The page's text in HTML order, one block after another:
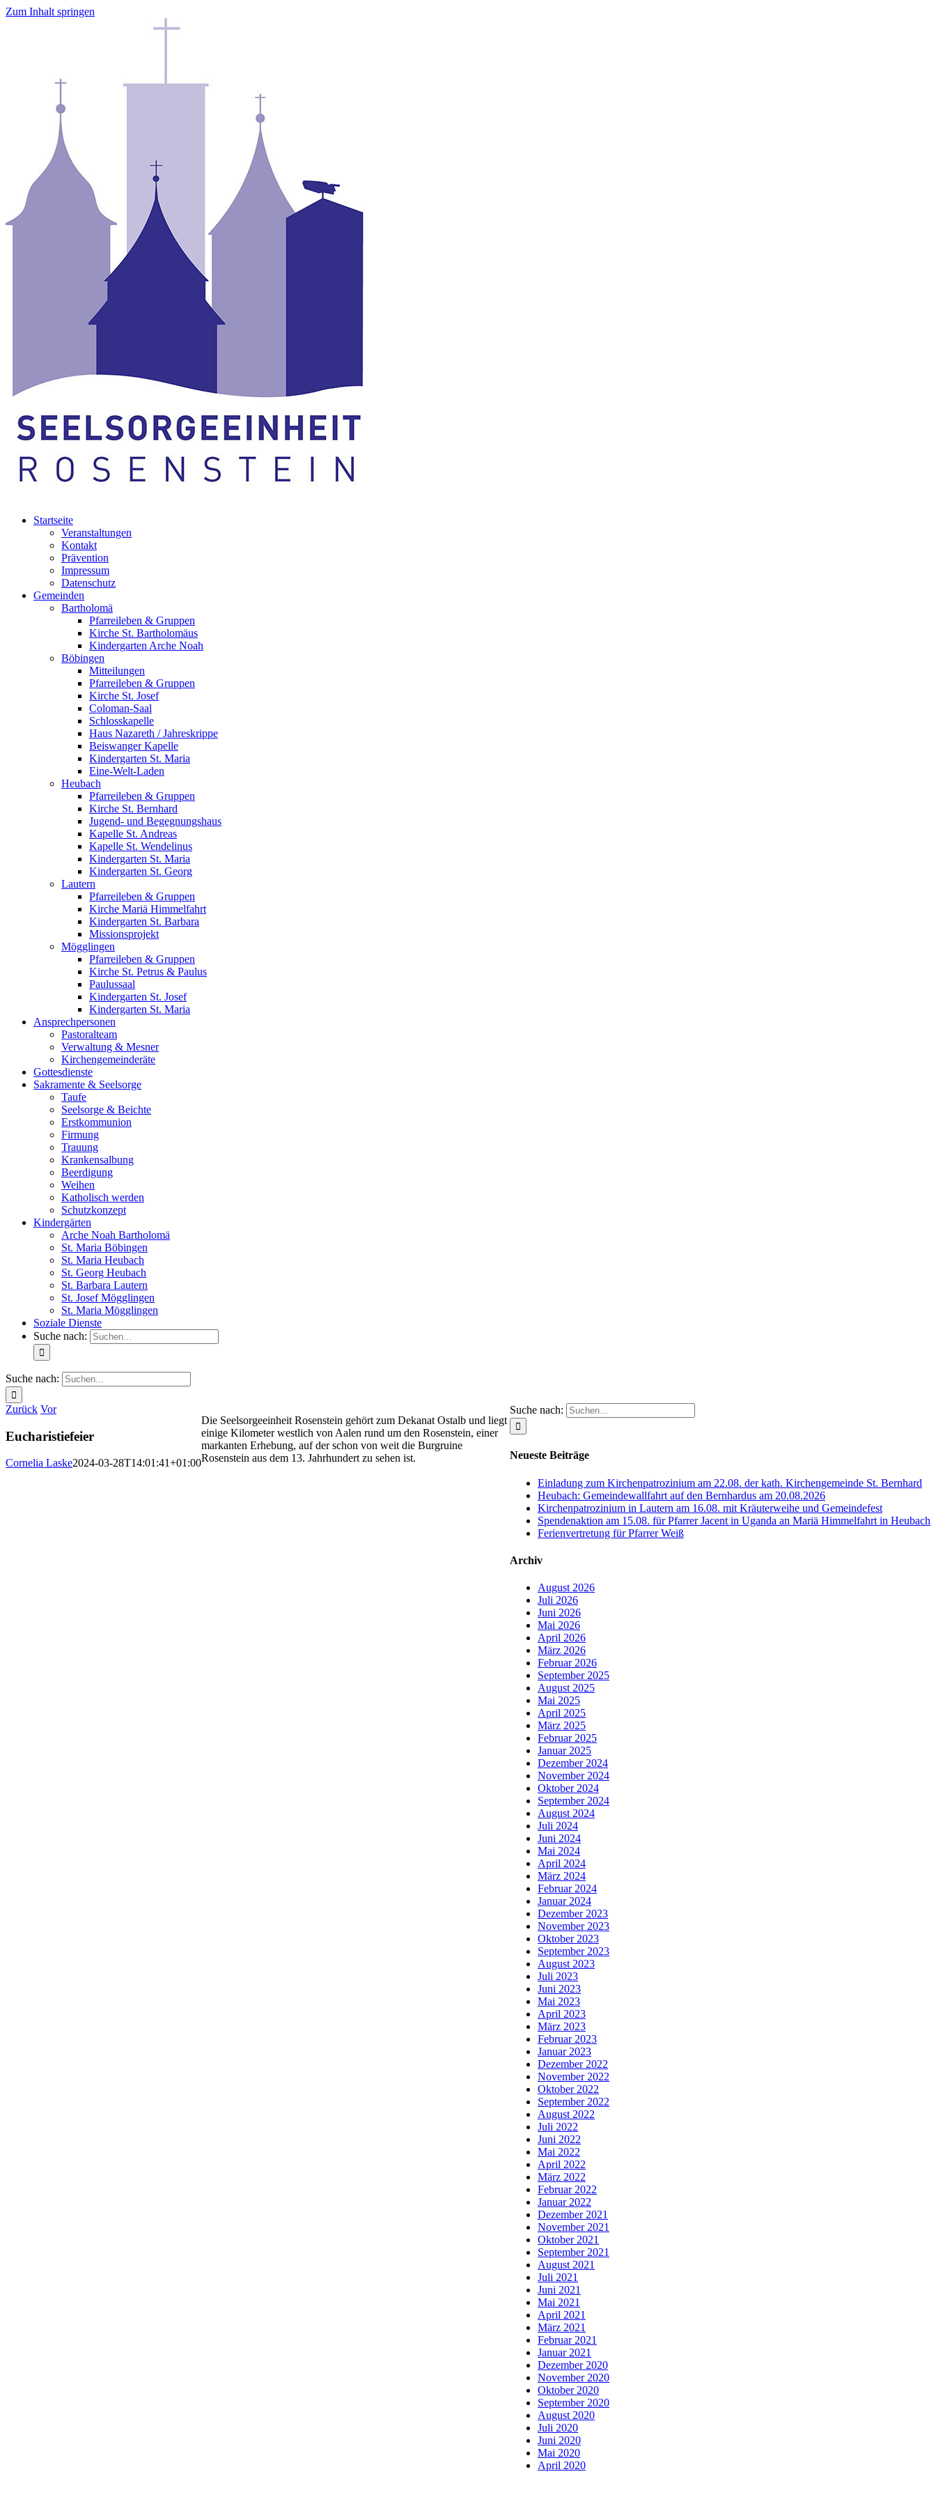
Zum Inhalt springen
Startseite
Veranstaltungen
Kontakt
Prävention
Impressum
Datenschutz
Gemeinden
Bartholomä
Pfarreileben & Gruppen
Kirche St. Bartholomäus
Kindergarten Arche Noah
Böbingen
Mitteilungen
Pfarreileben & Gruppen
Kirche St. Josef
Coloman-Saal
Schlosskapelle
Haus Nazareth / Jahreskrippe
Beiswanger Kapelle
Kindergarten St. Maria
Eine-Welt-Laden
Heubach
Pfarreileben & Gruppen
Kirche St. Bernhard
Jugend- und Begegnungshaus
Kapelle St. Andreas
Kapelle St. Wendelinus
Kindergarten St. Maria
Kindergarten St. Georg
Lautern
Pfarreileben & Gruppen
Kirche Mariä Himmelfahrt
Kindergarten St. Barbara
Missionsprojekt
Mögglingen
Pfarreileben & Gruppen
Kirche St. Petrus & Paulus
Paulussaal
Kindergarten St. Josef
Kindergarten St. Maria
Ansprechpersonen
Pastoralteam
Verwaltung & Mesner
Kirchengemeinderäte
Gottesdienste
Sakramente & Seelsorge
Taufe
Seelsorge & Beichte
Erstkommunion
Firmung
Trauung
Krankensalbung
Beerdigung
Weihen
Katholisch werden
Schutzkonzept
Kindergärten
Arche Noah Bartholomä
St. Maria Böbingen
St. Maria Heubach
St. Georg Heubach
St. Barbara Lautern
St. Josef Mögglingen
St. Maria Mögglingen
Soziale Dienste
Suche nach:
Suche nach:
Zurück Vor
Eucharistiefeier
Cornelia Laske2024-03-28T14:01:41+01:00
Suche nach:
Neueste Beiträge
Einladung zum Kirchenpatrozinium am 22.08. der kath. Kirchengemeinde St. Bernhard
Heubach: Gemeindewallfahrt auf den Bernhardus am 20.08.2026
Kirchenpatrozinium in Lautern am 16.08. mit Kräuterweihe und Gemeindefest
Spendenaktion am 15.08. für Pfarrer Jacent in Uganda an Mariä Himmelfahrt in Heubach
Ferienvertretung für Pfarrer Weiß
Archiv
August 2026
Juli 2026
Juni 2026
Mai 2026
April 2026
März 2026
Februar 2026
September 2025
August 2025
Mai 2025
April 2025
März 2025
Februar 2025
Januar 2025
Dezember 2024
November 2024
Oktober 2024
September 2024
August 2024
Juli 2024
Juni 2024
Mai 2024
April 2024
März 2024
Februar 2024
Januar 2024
Dezember 2023
November 2023
Oktober 2023
September 2023
August 2023
Juli 2023
Juni 2023
Mai 2023
April 2023
März 2023
Februar 2023
Januar 2023
Dezember 2022
November 2022
Oktober 2022
September 2022
August 2022
Juli 2022
Juni 2022
Mai 2022
April 2022
März 2022
Februar 2022
Januar 2022
Dezember 2021
November 2021
Oktober 2021
September 2021
August 2021
Juli 2021
Juni 2021
Mai 2021
April 2021
März 2021
Februar 2021
Januar 2021
Dezember 2020
November 2020
Oktober 2020
September 2020
August 2020
Juli 2020
Juni 2020
Mai 2020
April 2020
Die Seelsorgeeinheit Rosenstein gehört zum Dekanat Ostalb und liegt
einige Kilometer westlich von Aalen rund um den Rosenstein, einer
markanten Erhebung, auf der schon von weit die Burgruine
Rosenstein aus dem 13. Jahrhundert zu sehen ist.